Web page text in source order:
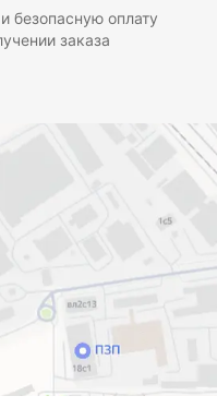
безопасную оплату
заказа